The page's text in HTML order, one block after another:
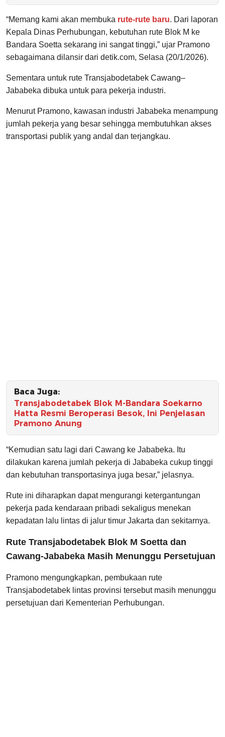
“Memang kami akan membuka rute-rute baru. Dari laporan
Kepala Dinas Perhubungan, kebutuhan rute Blok M ke
Bandara Soetta sekarang ini sangat tinggi,” ujar Pramono
sebagaimana dilansir dari detik.com, Selasa (20/1/2026).
Sementara untuk rute Transjabodetabek Cawang–
Jababeka dibuka untuk para pekerja industri.
Menurut Pramono, kawasan industri Jababeka menampung
jumlah pekerja yang besar sehingga membutuhkan akses
transportasi publik yang andal dan terjangkau.
Baca Juga:
Transjabodetabek Blok M-Bandara Soekarno
Hatta Resmi Beroperasi Besok, Ini Penjelasan
Pramono Anung
“Kemudian satu lagi dari Cawang ke Jababeka. Itu
dilakukan karena jumlah pekerja di Jababeka cukup tinggi
dan kebutuhan transportasinya juga besar,” jelasnya.
Rute ini diharapkan dapat mengurangi ketergantungan
pekerja pada kendaraan pribadi sekaligus menekan
kepadatan lalu lintas di jalur timur Jakarta dan sekitarnya.
Rute Transjabodetabek Blok M Soetta dan
Cawang-Jababeka Masih Menunggu Persetujuan
Pramono mengungkapkan, pembukaan rute
Transjabodetabek lintas provinsi tersebut masih menunggu
persetujuan dari Kementerian Perhubungan.